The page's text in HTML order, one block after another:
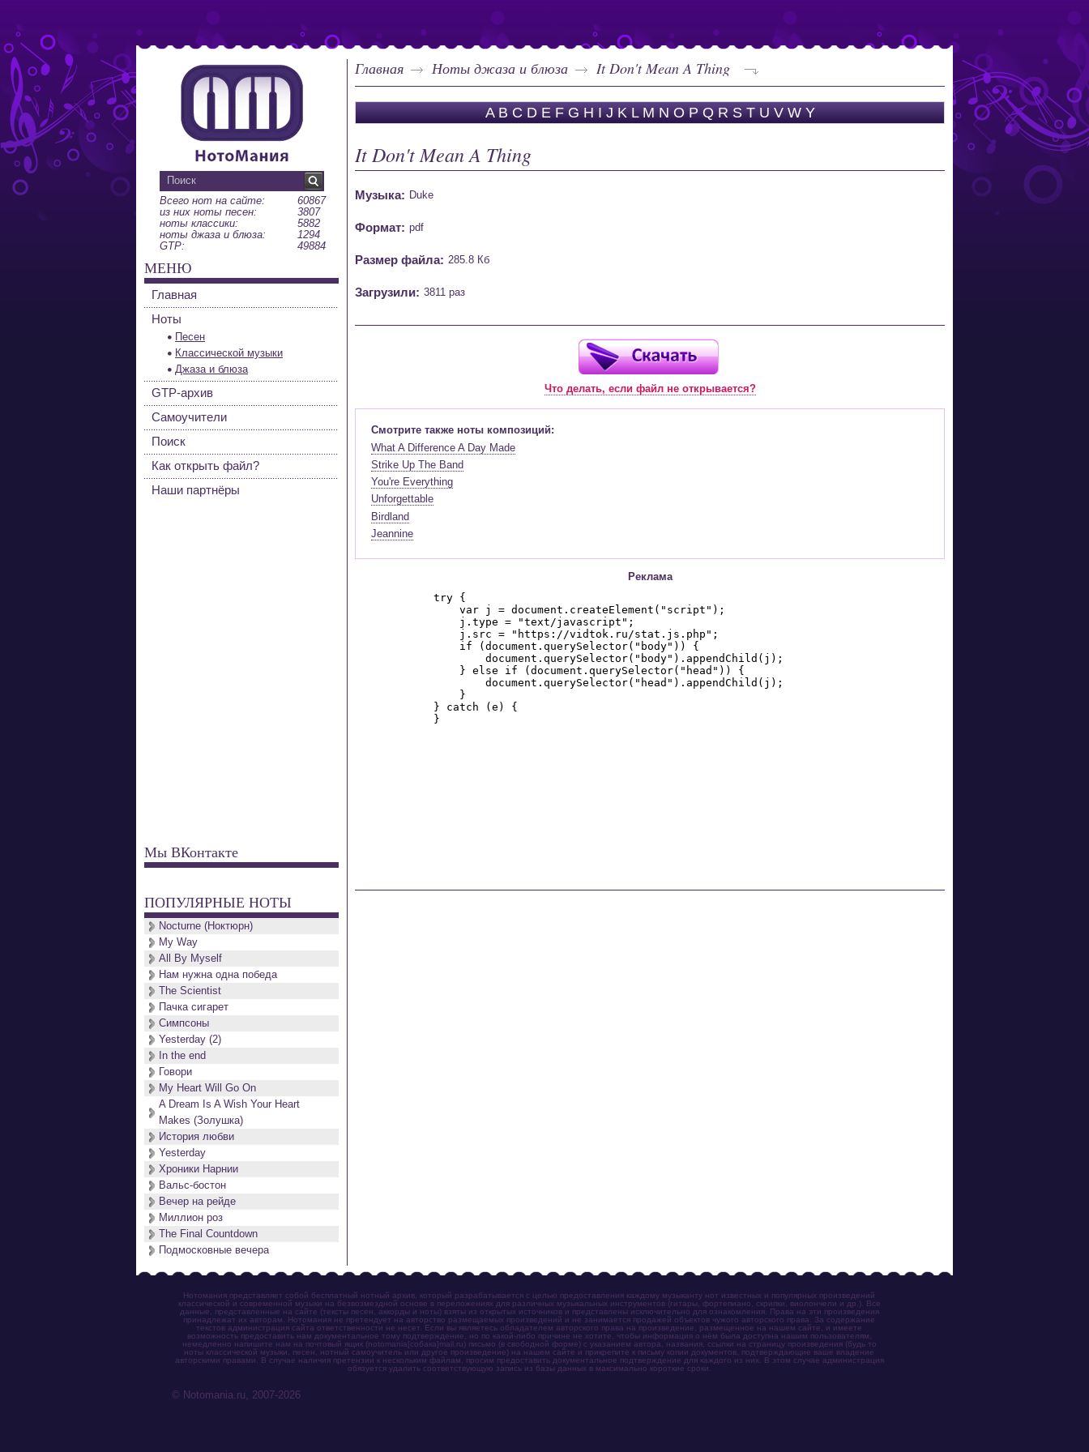
Главная Ноты джаза и блюза It Don't Mean A Thing
A B C D E F G H I J K L M N O P Q R S T U V W Y
It Don't Mean A Thing
Музыка: Duke
Формат: pdf
Размер файла: 285.8 Кб
Загрузили: 3811 раз
Что делать, если файл не открывается?
Смотрите также ноты композиций:
What A Difference A Day Made
Strike Up The Band
You're Everything
Unforgettable
Birdland
Jeannine
Реклама
Всего нот на сайте:
60867
из них ноты песен:
3807
ноты классики:
5882
ноты джаза и блюза:
1294
GTP:
49884
МЕНЮ
Главная
Ноты
Песен
Классической музыки
Джаза и блюза
GTP-архив
Самоучители
Поиск
Как открыть файл?
Наши партнёры
Мы ВКонтакте
ПОПУЛЯРНЫЕ НОТЫ
Nocturne (Ноктюрн)
My Way
All By Myself
Нам нужна одна победа
The Scientist
Пачка сигарет
Симпсоны
Yesterday (2)
In the end
Говори
My Heart Will Go On
A Dream Is A Wish Your Heart
Makes (Золушка)
История любви
Yesterday
Хроники Нарнии
Вальс-бостон
Вечер на рейде
Миллион роз
The Final Countdown
Подмосковные вечера
Нотомания представляет собой бесплатный нотный архив, который разрабатывается с целью предоставления каждому музыканту нот известных и популярных произведений
классической и современной музыки на безвозмездной основе в переложениях для различных музыкальных инструментов (гитары, фортепиано, скрипки, виолончели и др.). Все
данные, представленные на сайте (тексты песен, аккорды и ноты) взяты из открытых источников и представлены исключительно для ознакомления. Права на эти произведения
принадлежат их авторам. Нотомания не претендует на авторство размещаемых произведений и не занимается продажей объектов чужого авторского права. За содержание
текстов администрация сайта ответственности не несет. Если вы являетесь обладателем авторского права на произведение, размещенное на нашем сайте, и имеете
возможность предоставить нам документальное тому подтверждение, но по какой-либо причине не хотите, чтобы информация о нём была доступна нашим пользователям,
немедленно напишите нам на почтовый ящик (notomania[собака]mail.ru) письмо (в свободной форме) с указанием автора, названия, ссылки на страницу произведения (будь то
ноты классической музыки, песен, нотный самоучитель или другое произведение) на нашем сайте и прикрепите к письму копии документов, подтверждающие ваше владение
авторскими правами. В случае наличия претензии к нескольким файлам, просим предоставить документальное подтверждение для каждого из них. В этом случае администрация
обязуется удалить соответствующую запись из базы данных в максимально короткие сроки.
© Notomania.ru, 2007-2026